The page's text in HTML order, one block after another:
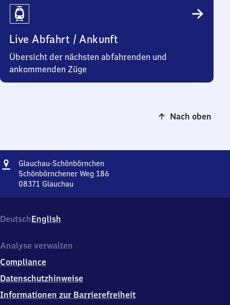
Live Abfahrt / Ankunft
Übersicht der nächsten abfahrenden und
ankommenden Züge
Nach oben
Adresse
Glauchau-Schönbörnchen
Schönbörnchen
Schönbörnchener Weg 186
08371 Glauchau
Schönbörnchener
Weg
0
3
7
Glauchau
DeutschEnglish
Analyse verwalten
Compliance
Datenschutzhinweise
Informationen zur Barrierefreiheit